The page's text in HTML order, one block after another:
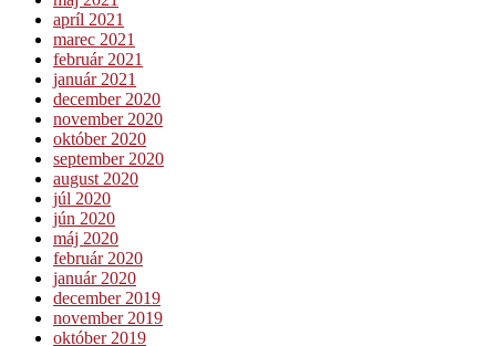
apríl 2021
marec 2021
február 2021
január 2021
december 2020
november 2020
október 2020
september 2020
august 2020
júl 2020
jún 2020
máj 2020
február 2020
január 2020
december 2019
november 2019
október 2019